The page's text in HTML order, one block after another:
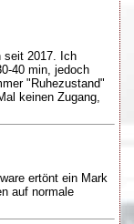
seit 2017. Ich
40 min, jedoch
"Ruhezustand"
keinen Zugang,
ertönt ein Mark
auf normale